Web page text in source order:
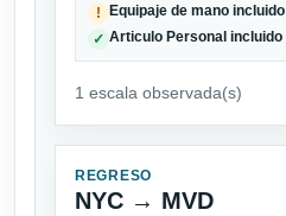
! Equipaje de mano incluido
✓ Articulo Personal incluido
1 escala observada(s)
REGRESO
NYC → MVD